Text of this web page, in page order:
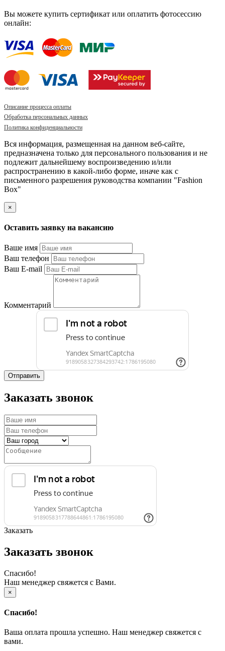
Вы можете купить сертификат или оплатить фотосессию
онлайн:
Описание процесса оплаты
Обработка персональных данных
Политика конфиденциальности
Вся информация, размещенная на данном веб-сайте,
предназначена только для персонального пользования и не
подлежит дальнейшему воспроизведению и/или
распространению в какой-либо форме, иначе как с
письменного разрешения руководства компании "Fashion
Box"
×
Оставить заявку на вакансию
Ваше имя
Ваш телефон
Ваш E-mail
Комментарий
Отправить
Заказать звонок
Заказать
Заказать звонок
Спасибо!
Наш менеджер свяжется с Вами.
×
Спасибо!
Ваша оплата прошла успешно. Наш менеджер свяжется с
вами.